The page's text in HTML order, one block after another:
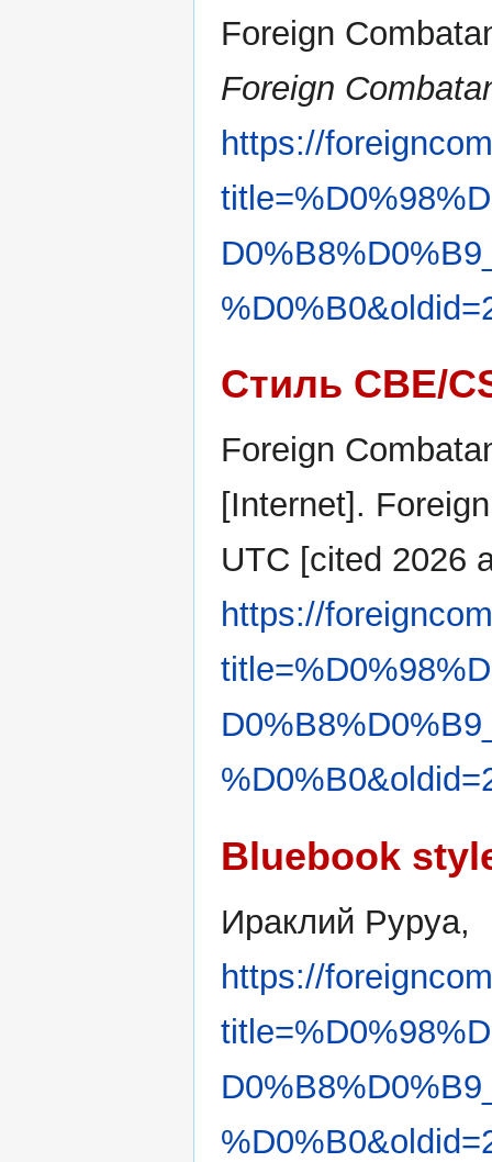
Foreign
Foreign
https://
Стиль CBE/
Foreign
[Internet].
UTC [cited 2026
https://
Bluebook
Ираклий Руруа,
https://